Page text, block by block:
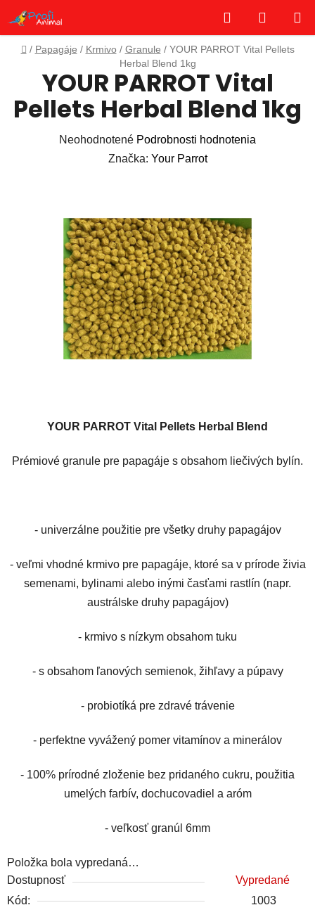
obsah
Hľadať
KOŠÍK
Domov
/ Papagáje / Krmivo / Granule / YOUR PARROT Vital Pellets
Herbal Blend 1kg
YOUR PARROT Vital Pellets Herbal Blend
Prémiové granule pre papagáje s obsahom liečivých bylín.
- univerzálne použitie pre všetky druhy papagájov
- veľmi vhodné krmivo pre papagáje, ktoré sa v prírode živia
semenami, bylinami alebo inými časťami rastlín (napr.
austrálske druhy papagájov)
- krmivo s nízkym obsahom tuku
- s obsahom ľanových semienok, žihľavy a púpavy
- probiotíká pre zdravé trávenie
- perfektne vyvážený pomer vitamínov a minerálov
- 100% prírodné zloženie bez pridaného cukru, použitia
umelých farbív, dochucovadiel a aróm
- veľkosť granúl 6mm
Položka bola vypredaná…
Dostupnosť
Vypredané
Kód:
1003
YOUR PARROT Vital
Pellets Herbal Blend 1kg
Priemerné
hodnotenie
hviezdičiek.
Neohodnotené Podrobnosti hodnotenia
Značka: Your Parrot